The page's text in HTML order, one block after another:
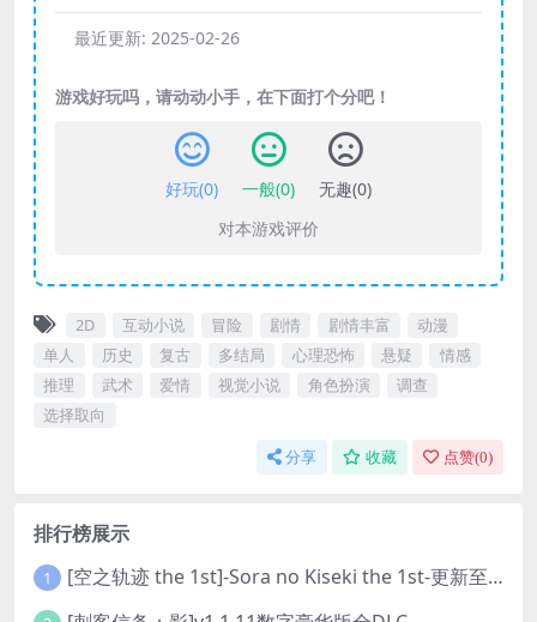
最近更新: 2025-02-26
游戏好玩吗，请动动小手，在下面打个分吧！
好玩(0) 一般(0) 无趣(0)
对本游戏评价
2D 互动小说 冒险 剧情 剧情丰富
动漫
单人
历史 复古 多结局 心理恐怖 悬疑
情感
推理
武术 爱情 视觉小说 角色扮演
调查
选择取向
分享 收藏 点赞(0)
排行榜展示
1 [空之轨迹 the 1st]-Sora no Kiseki the 1st-更新至v1.06.4-全DLC